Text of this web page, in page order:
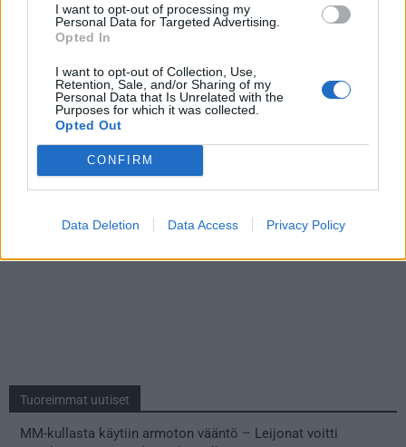
I want to opt-out of processing my
Personal Data for Targeted Advertising.
Opted In
I want to opt-out of Collection, Use,
Retention, Sale, and/or Sharing of my
Personal Data that Is Unrelated with the
Purposes for which it was collected.
Opted Out
CONFIRM
Data Deletion Data Access Privacy Policy
Tuoreimmat uutiset
MM-kullasta käytiin armoton vääntö – Leijonat voitti